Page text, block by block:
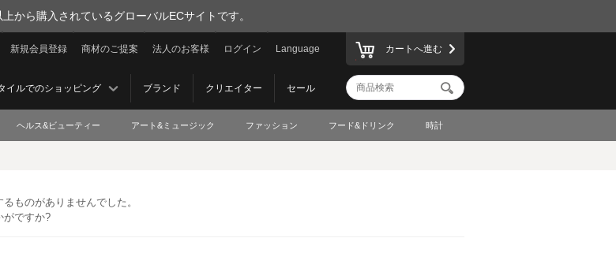
から購入されているグローバルECサイトです。
Language
ログイン
法人のお客様
商材のご提案
新規会員登録
セール
クリエイター
ブランド
イルでのショッピング
カートへ進む
ヘルス&ビューティー アート&ミュージック ファッション フード&ドリンク 時計
ものがありませんでした。
がですか?